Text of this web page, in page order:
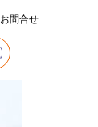
お問合せ